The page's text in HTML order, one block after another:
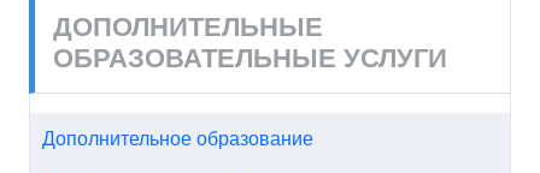
ДОПОЛНИТЕЛЬНЫЕ
ОБРАЗОВАТЕЛЬНЫЕ УСЛУГИ
Дополнительное образование